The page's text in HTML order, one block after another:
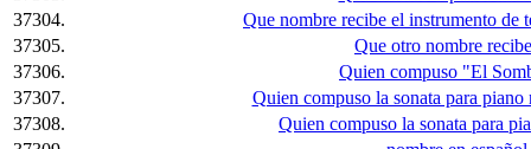
37304.
Que nombre recibe el instrumento de
37305.
Que otro nombre
37306.
Quien compuso "El
37307.
Quien compuso la sonata para
37308.
Quien compuso la sonata para